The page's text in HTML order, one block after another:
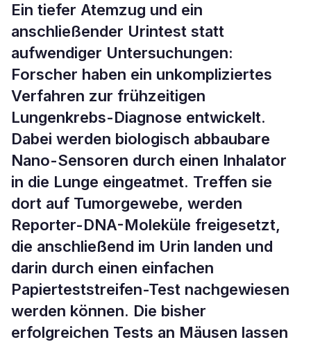
Inhalierbare Nano-Detektive finden
Lungenkrebs
Ein tiefer Atemzug und ein
anschließender Urintest statt
aufwendiger Untersuchungen:
Forscher haben ein unkompliziertes
Verfahren zur frühzeitigen
Lungenkrebs-Diagnose entwickelt.
Dabei werden biologisch abbaubare
Nano-Sensoren durch einen Inhalator
in die Lunge eingeatmet. Treffen sie
dort auf Tumorgewebe, werden
Reporter-DNA-Moleküle freigesetzt,
die anschließend im Urin landen und
darin durch einen einfachen
Papierteststreifen-Test nachgewiesen
werden können. Die bisher
erfolgreichen Tests an Mäusen lassen